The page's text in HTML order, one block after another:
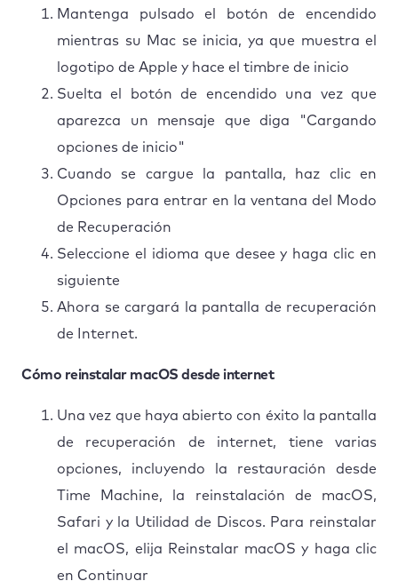
Mantenga pulsado el botón de encendido
mientras su Mac se inicia, ya que muestra el
logotipo de Apple y hace el timbre de inicio
Suelta el botón de encendido una vez que
aparezca un mensaje que diga "Cargando
opciones de inicio"
Cuando se cargue la pantalla, haz clic en
Opciones para entrar en la ventana del Modo
de Recuperación
Seleccione el idioma que desee y haga clic en
siguiente
Ahora se cargará la pantalla de recuperación
de Internet.
Cómo reinstalar macOS desde internet
Una vez que haya abierto con éxito la pantalla
de recuperación de internet, tiene varias
opciones, incluyendo la restauración desde
Time Machine, la reinstalación de macOS,
Safari y la Utilidad de Discos. Para reinstalar
el macOS, elija Reinstalar macOS y haga clic
en Сontinuar